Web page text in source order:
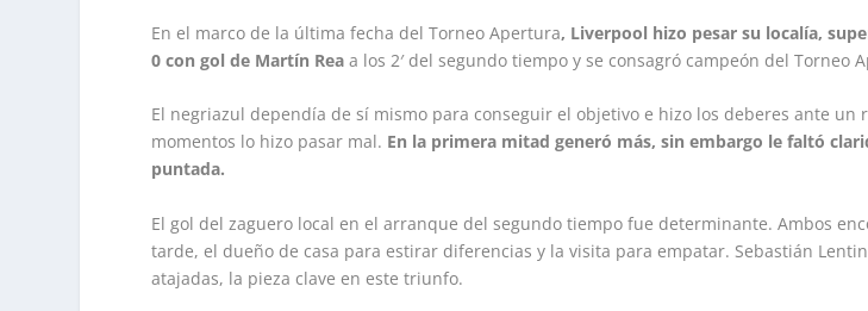
En el marco de la última fecha del Torneo Apertura, Liverpool hizo pesar su localía,
0 con gol de Martín Rea a los 2′ del segundo tiempo y se consagró campeón del Torneo
El negriazul dependía de sí mismo para conseguir el objetivo e hizo los deberes ante un
momentos lo hizo pasar mal. En la primera mitad generó más, sin embargo le faltó
puntada.
El gol del zaguero local en el arranque del segundo tiempo fue determinante. Ambos
tarde, el dueño de casa para estirar diferencias y la visita para empatar. Sebastián
atajadas, la pieza clave en este triunfo.